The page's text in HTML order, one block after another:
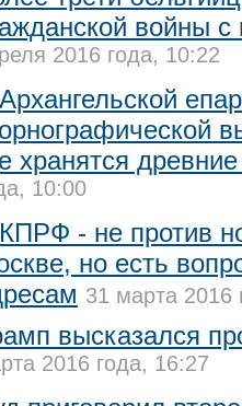
войны
2016 года, 10:22
хранятся
10:00
- не против
но есть
31 марта 2016
высказался
2016 года, 16:27